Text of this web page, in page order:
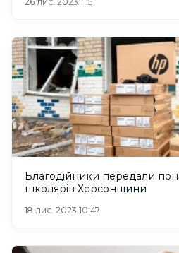
Благодійники передали
школярів Херсонщини
18 лис. 2023 10:47